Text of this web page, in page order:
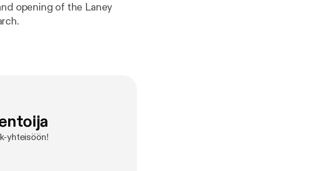
opening of the Laney
yhteisöön!